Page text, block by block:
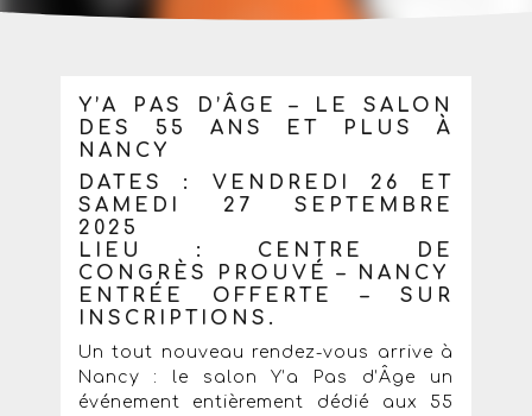
Y’A PAS D’ÂGE – LE SALON
DES 55 ANS ET PLUS À
NANCY
DATES : VENDREDI 26 ET
SAMEDI 27 SEPTEMBRE
2025
LIEU : CENTRE DE
CONGRÈS PROUVÉ – NANCY
ENTRÉE OFFERTE – SUR
INSCRIPTIONS.
Un tout nouveau rendez-vous arrive à
Nancy : le salon Y’a Pas d’Âge un
événement entièrement dédié aux 55